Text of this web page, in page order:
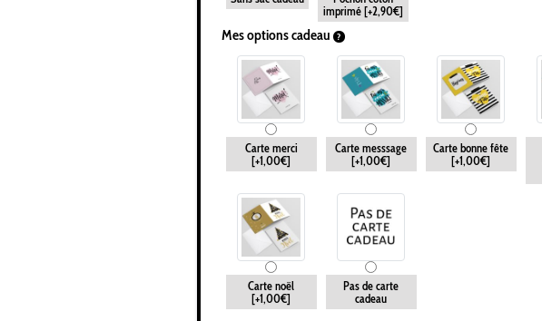
imprimé[+2,90€]
Mes options cadeau
Carte merci
[+1,00€]
Carte messsage
[+1,00€]
Carte bonne fête
[+1,00€]
Carte noël
[+1,00€]
Pas de carte
cadeau